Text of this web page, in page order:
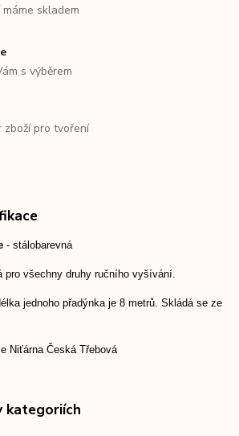
skladem
s výběrem
zboží pro tvoření
- stálobarevná
pro všechny druhy ručního vyšívání.
jednoho přadýnka je 8 metrů. Skládá se ze
Niťárna Česká Třebová
kategoriích